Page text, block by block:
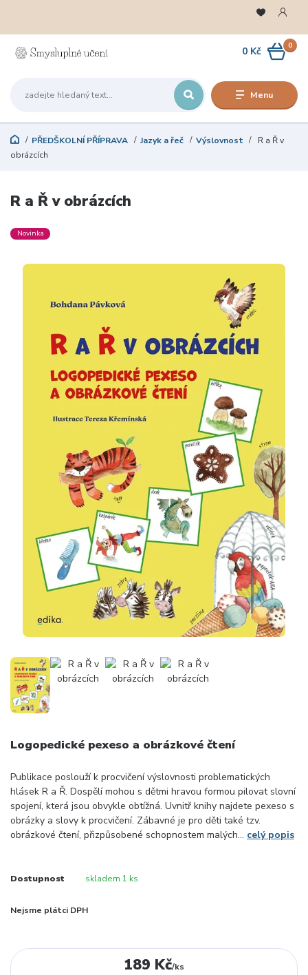
Menu
0
0 Kč
PŘEDŠKOLNÍ PŘÍPRAVA Jazyk a řeč Výslovnost
R a Ř v
obrázcích
R a Ř v obrázcích
Novinka
Logopedické pexeso a obrázkové čtení
Publikace poslouží k procvičení výslovnosti problematických
hlásek R a Ř. Dospělí mohou s dětmi hravou formou pilovat slovní
spojení, která jsou obvykle obtížná. Uvnitř knihy najdete pexeso s
obrázky a slovy k procvičení. Zábavné je pro děti také tzv.
obrázkové čtení, přizpůsobené schopnostem malých... celý popis
Dostupnost skladem 1 ks
Nejsme plátci DPH
189 Kč/ks